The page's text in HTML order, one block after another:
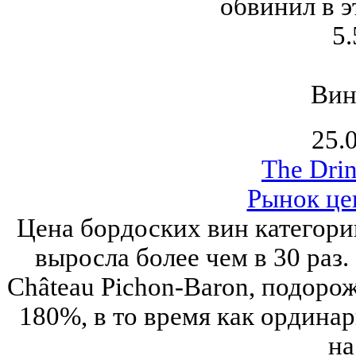
обвинил в
The
Рынок
Цена бордоских вин
выросла более чем в 30
Château Pichon-Baron,
180%, в то время как